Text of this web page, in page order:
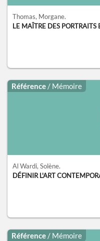
Thomas, Morgane.
LE MAÎTRE DES PORTRAITS
Référence / Mémoire
Al Wardi, Solène.
DÉFINIR L'ART
Référence / Mémoire